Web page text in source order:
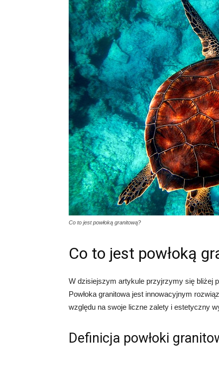
Co to jest powłoką granitową?
Co to jest powłoką
W dzisiejszym artykule przyjrzymy się bliżej
Powłoka granitowa jest innowacyjnym
względu na swoje liczne zalety i estetyczny
Definicja powłoki